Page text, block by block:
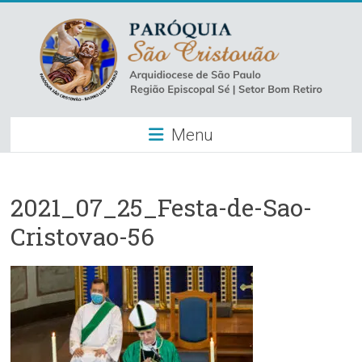
content
Paróquia
São
–
Luz
Arquidiocese
de
São
Paulo
Menu
2021_07_25_Festa-de-Sao-
Cristovao-56